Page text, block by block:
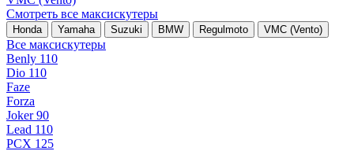
Смотреть все максискутеры
Honda Yamaha Suzuki BMW Regulmoto VMC (Vento)
Все максискутеры
Benly 110
Dio 110
Faze
Forza
Joker 90
Lead 110
PCX 125